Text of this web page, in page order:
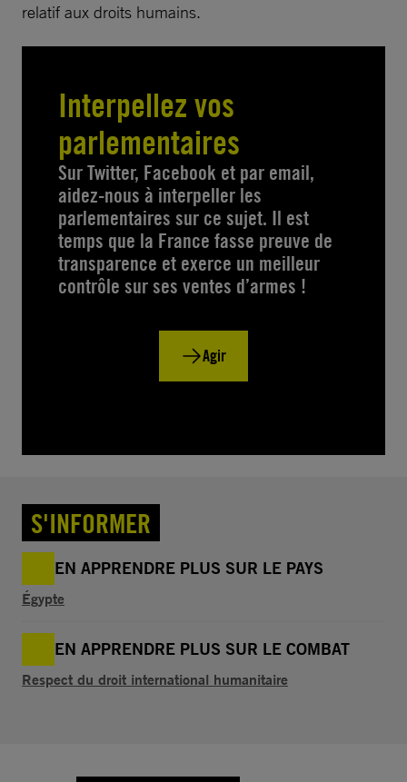
relatif aux droits humains.
Interpellez vos
parlementaires
Sur Twitter, Facebook et par email,
aidez-nous à interpeller les
parlementaires sur ce sujet. Il est
temps que la France fasse preuve de
transparence et exerce un meilleur
contrôle sur ses ventes d’armes !
Agir
S'INFORMER
EN APPRENDRE PLUS SUR LE PAYS
Égypte
EN APPRENDRE PLUS SUR LE COMBAT
Respect du droit international humanitaire